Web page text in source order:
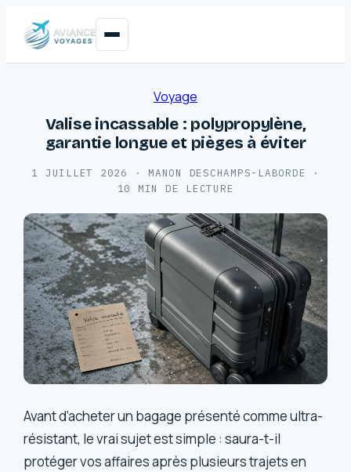
Voyage
Valise incassable : polypropylène,
garantie longue et pièges à éviter
1 JUILLET 2026 · MANON DESCHAMPS-LABORDE
·
10 MIN DE LECTURE
Avant d’acheter un bagage présenté comme ultra-
résistant, le vrai sujet est simple : saura-t-il
protéger vos affaires après plusieurs trajets en